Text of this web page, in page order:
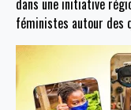
dans une initiative
féministes autour des